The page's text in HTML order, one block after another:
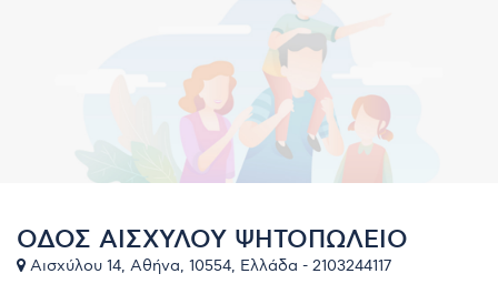
ΟΔΟΣ ΑΙΣΧΥΛΟΥ ΨΗΤΟΠΩΛΕΙΟ
Αισχύλου 14, Αθήνα, 10554, Ελλάδα - 2103244117